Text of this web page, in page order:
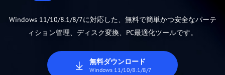
Windows 11/10/8.1/8/7に対応した、無料で簡単かつ安全なパーテ
ィション管理、ディスク変換、PC最適化ツールです。
無料ダウンロード
Windows 11/10/8.1/8/7